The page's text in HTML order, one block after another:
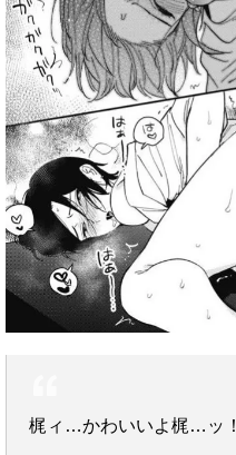
梶ィ…かわいいよ梶…ッ！